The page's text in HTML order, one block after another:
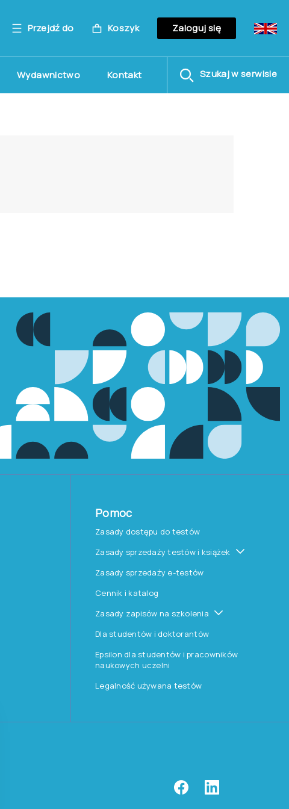
Przejdź do Koszyk Zaloguj się
Wydawnictwo Kontakt Szukaj w serwisie
Pomoc
Zasady dostępu do testów
Zasady sprzedaży testów i książek
Zasady sprzedaży e-testów
Cennik i katalog
Zasady zapisów na szkolenia
Dla studentów i doktorantów
Epsilon dla studentów i pracowników
naukowych uczelni
Legalność używana testów